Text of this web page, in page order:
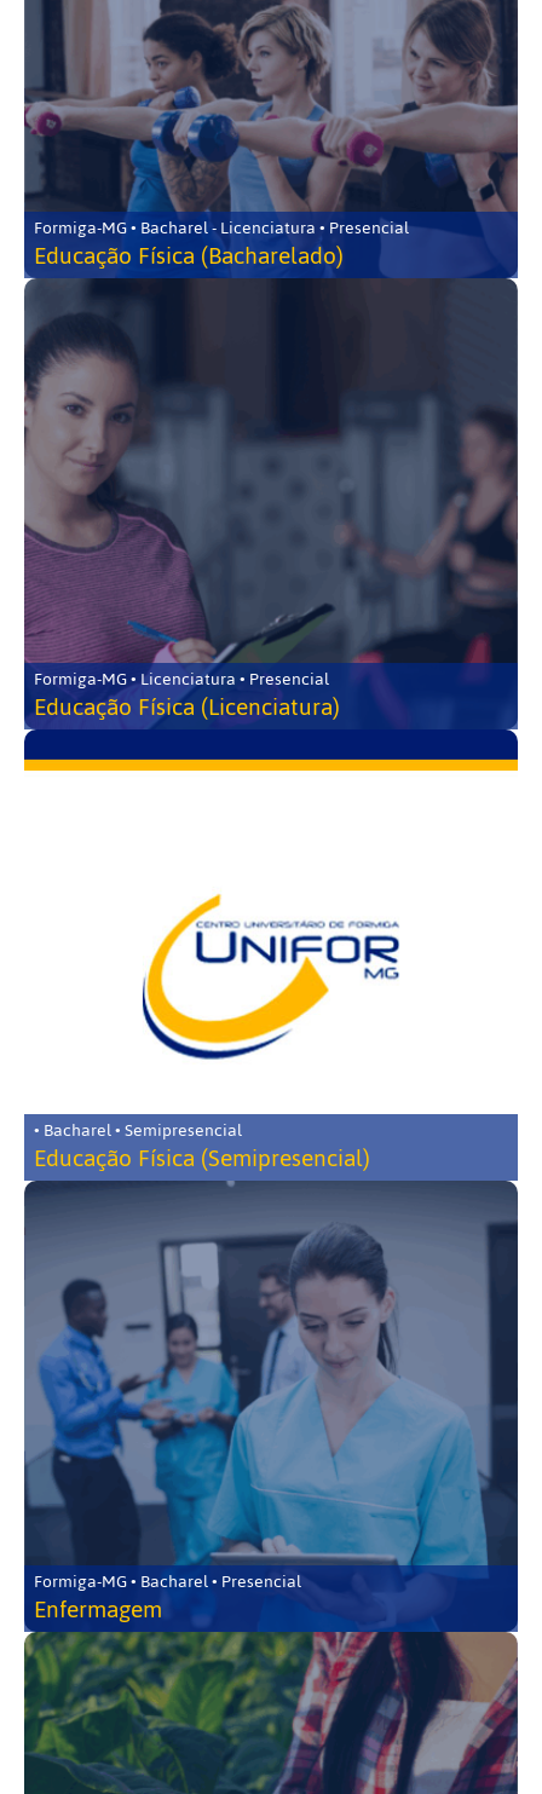
Formiga-MG • Bacharel - Licenciatura • Presencial
Educação Física (Bacharelado)
Formiga-MG • Licenciatura • Presencial
Educação Física (Licenciatura)
• Bacharel • Semipresencial
Educação Física (Semipresencial)
Formiga-MG • Bacharel • Presencial
Enfermagem